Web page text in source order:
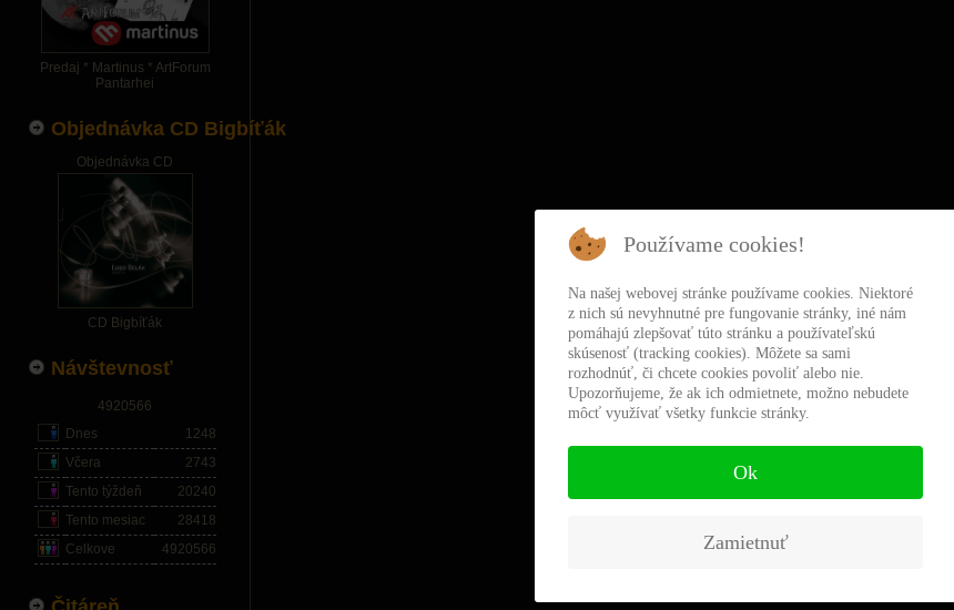
Predaj * Martinus * ArtForum
Pantarhei
Objednávka CD Bigbíťák
Objednávka CD
CD Bigbíťák
Návštevnosť
4920566
Dnes
1248
Včera
2743
Tento týždeň
20240
Tento mesiac
28418
Celkove
4920566
Používame cookies!
Na našej webovej stránke používame cookies. Niektoré
z nich sú nevyhnutné pre fungovanie stránky, iné nám
pomáhajú zlepšovať túto stránku a používateľskú
skúsenosť (tracking cookies). Môžete sa sami
rozhodnúť, či chcete cookies povoliť alebo nie.
Upozorňujeme, že ak ich odmietnete, možno nebudete
môcť využívať všetky funkcie stránky.
Ok
Zamietnuť